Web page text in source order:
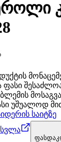
ფასი
უშუალოდ
საიტზე